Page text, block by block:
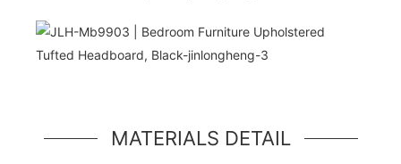
¡Hola Mundo!
MATERIALS DETAIL